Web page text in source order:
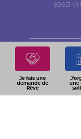
Je fais une
demande de
Rêve
une
69651
QUI SOMMES
TRANSPARENCE
AGENDA